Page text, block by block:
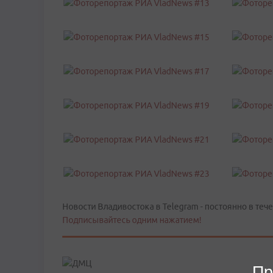
Новости Владивостока в Telegram - постоянно в
Подписывайтесь одним нажатием!